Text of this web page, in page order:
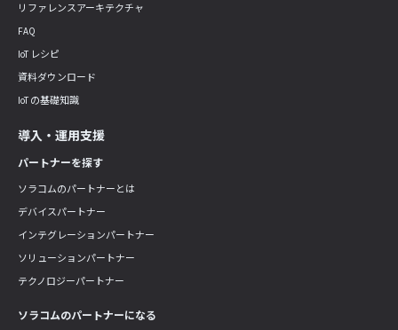
リファレンスアーキテクチャ
FAQ
IoT レシピ
資料ダウンロード
IoT の基礎知識
導入・運用支援
パートナーを探す
ソラコムのパートナーとは
デバイスパートナー
インテグレーションパートナー
ソリューションパートナー
テクノロジーパートナー
ソラコムのパートナーになる